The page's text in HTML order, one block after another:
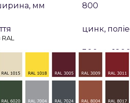
мм 800
цинк,
мм 300 до
мм 0,45-1,0